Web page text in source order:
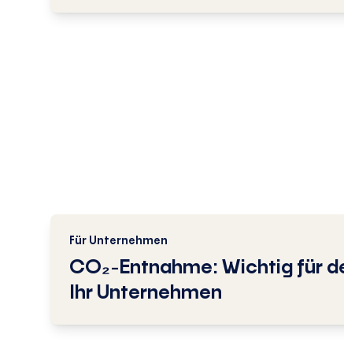
Für Unternehmen
CO₂-Entnahme: Wichtig für
Ihr Unternehmen